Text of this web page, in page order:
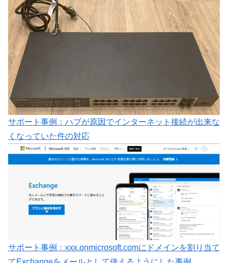
サポート事例：ハブが原因でインターネット接続が出来な
くなっていた件の対応
サポート事例：xxx.onmicrosoft.comにドメインを割り当て